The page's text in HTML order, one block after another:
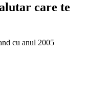
care te
cu anul 2005